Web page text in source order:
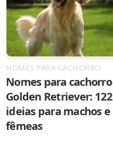
NOMES PARA CACHORRO
Nomes para cachorro
Golden Retriever: 122
ideias para machos e
fêmeas